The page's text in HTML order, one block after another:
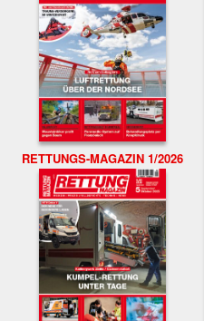
RETTUNGS-MAGAZIN 1/2026